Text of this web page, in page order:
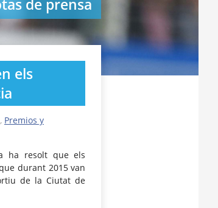
de prensa
els
, Premios y
ha resolt que els
durant 2015 van
de la Ciutat de